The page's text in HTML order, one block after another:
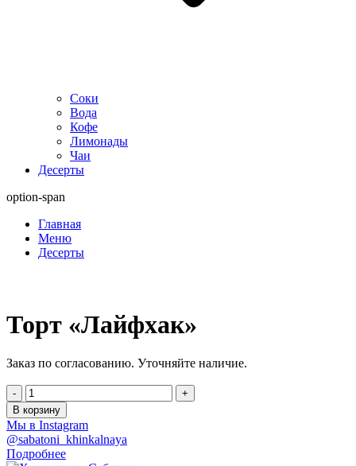
Соки
Вода
Кофе
Лимонады
Чаи
Десерты
option-span
Главная
Меню
Десерты
Торт «Лайфхак»
Заказ по согласованию. Уточняйте наличие.
-
+
В корзину
Мы в Instagram
@sabatoni_khinkalnaya
Подробнее